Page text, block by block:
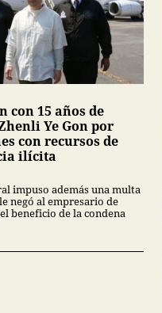
con 15 años de
Ye Gon por
con recursos de
ilícita
impuso además una multa
negó al empresario de
beneficio de la condena